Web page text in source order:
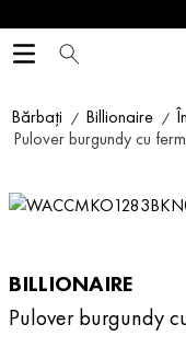
Bărbați Billionaire
Pulover burgundy cu
BILLIONAIRE
Pulover burgundy